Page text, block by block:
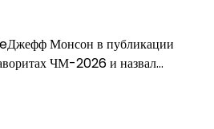
Монсон в публикации
ЧМ-2026 и назвал…